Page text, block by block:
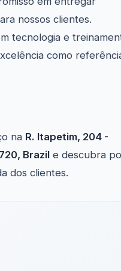
nossos clientes.
tecnologia e
como
na R. Itapetim, 204 -
Brazil e descubra
dos clientes.